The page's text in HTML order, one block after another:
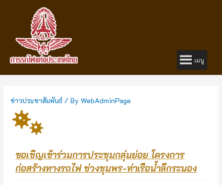
เมนู
ข่าวประชาสัมพันธ์ / ByWebAdminPage
ขอเชิญเข้าร่วมการประชุมกลุ่มย่อย โครงการ
ก่อสร้างทางรถไฟ ช่วงชุมพร-ท่าเรือน้ำลึกระนอง